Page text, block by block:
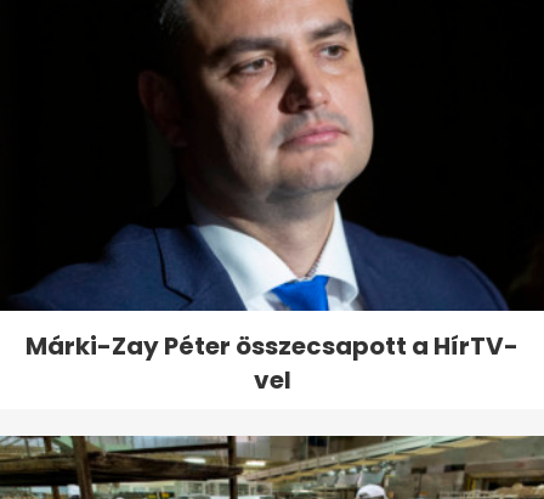
Márki-Zay Péter összecsapott a HírTV-
vel